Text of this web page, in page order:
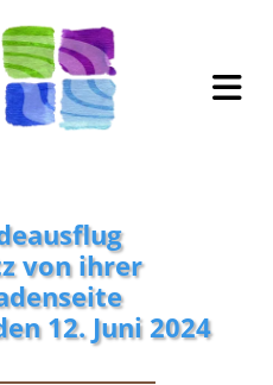
von ihrer
12. Juni 2024